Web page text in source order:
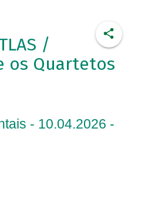
/
os Quartetos
- 10.04.2026 -